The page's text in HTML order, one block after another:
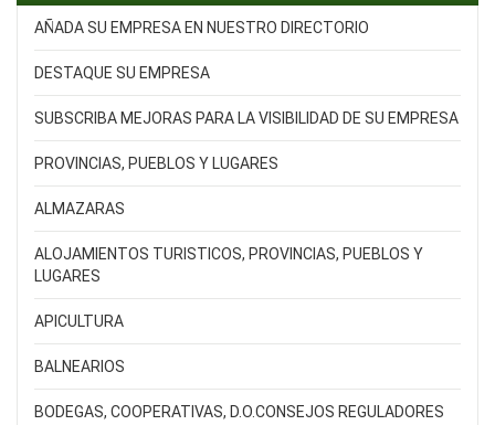
AÑADA SU EMPRESA EN NUESTRO DIRECTORIO
DESTAQUE SU EMPRESA
SUBSCRIBA MEJORAS PARA LA VISIBILIDAD DE SU EMPRESA
PROVINCIAS, PUEBLOS Y LUGARES
ALMAZARAS
ALOJAMIENTOS TURISTICOS, PROVINCIAS, PUEBLOS Y
LUGARES
APICULTURA
BALNEARIOS
BODEGAS, COOPERATIVAS, D.O.CONSEJOS REGULADORES